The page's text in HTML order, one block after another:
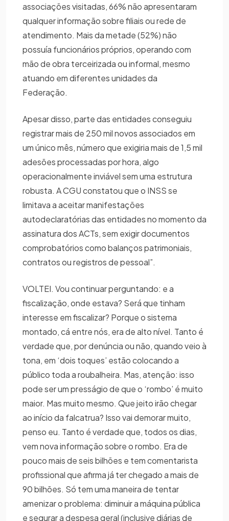
associações visitadas, 66% não apresentaram
qualquer informação sobre filiais ou rede de
atendimento. Mais da metade (52%) não
possuía funcionários próprios, operando com
mão de obra terceirizada ou informal, mesmo
atuando em diferentes unidades da
Federação.
Apesar disso, parte das entidades conseguiu
registrar mais de 250 mil novos associados em
um único mês, número que exigiria mais de 1,5 mil
adesões processadas por hora, algo
operacionalmente inviável sem uma estrutura
robusta. A CGU constatou que o INSS se
limitava a aceitar manifestações
autodeclaratórias das entidades no momento da
assinatura dos ACTs, sem exigir documentos
comprobatórios como balanços patrimoniais,
contratos ou registros de pessoal”.
VOLTEI. Vou continuar perguntando: e a
fiscalização, onde estava? Será que tinham
interesse em fiscalizar? Porque o sistema
montado, cá entre nós, era de alto nível. Tanto é
verdade que, por denúncia ou não, quando veio à
tona, em ‘dois toques’ estão colocando a
público toda a roubalheira. Mas, atenção: isso
pode ser um presságio de que o ‘rombo’ é muito
maior. Mas muito mesmo. Que jeito irão chegar
ao início da falcatrua? Isso vai demorar muito,
penso eu. Tanto é verdade que, todos os dias,
vem nova informação sobre o rombo. Era de
pouco mais de seis bilhões e tem comentarista
profissional que afirma já ter chegado a mais de
90 bilhões. Só tem uma maneira de tentar
amenizar o problema: diminuir a máquina pública
e segurar a despesa geral (inclusive diárias de